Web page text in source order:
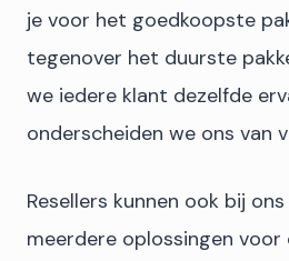
je voor het goedkoopste
tegenover het duurste
we iedere klant dezelfde
onderscheiden we ons van
Resellers kunnen ook bij
meerdere oplossingen voor